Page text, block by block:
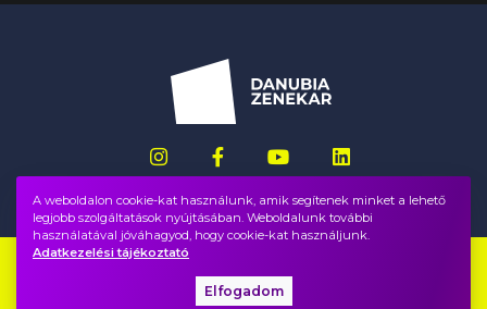
A weboldalon cookie-kat használunk, amik segítenek minket a lehető
legjobb szolgáltatások nyújtásában. Weboldalunk további
használatával jóváhagyod, hogy cookie-kat használjunk.
Adatkezelési tájékoztató
Elfogadom
Impresszum